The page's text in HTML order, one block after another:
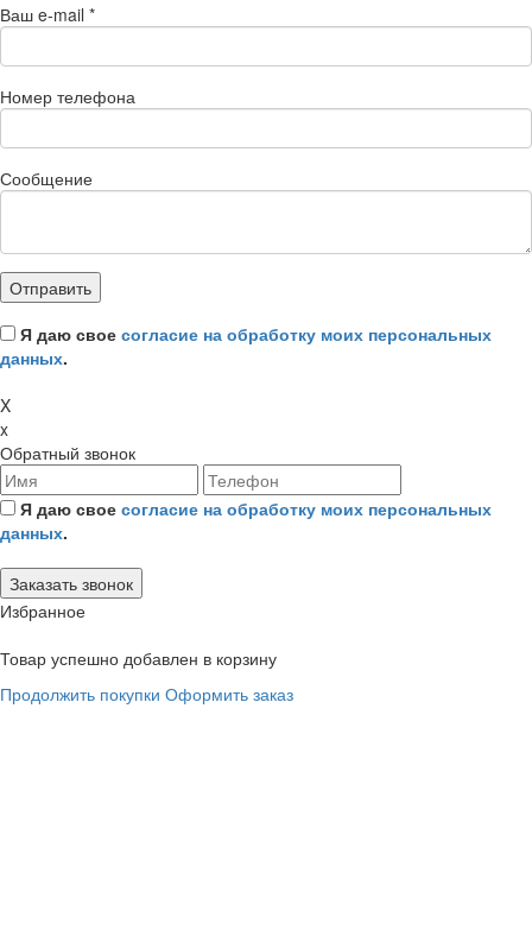
Ваш e-mail *
Номер телефона
Сообщение
Я даю свое согласие на обработку моих персональных
данных.
X
x
Обратный звонок
Я даю свое согласие на обработку моих персональных
данных.
Избранное
Товар успешно добавлен в корзину
Продолжить покупки Оформить заказ